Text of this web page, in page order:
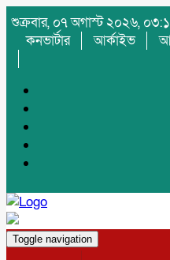
শুক্রবার, ০৭ অগাস্ট ২০২৬,
কনভার্টার
আর্কাইভ
Toggle navigation